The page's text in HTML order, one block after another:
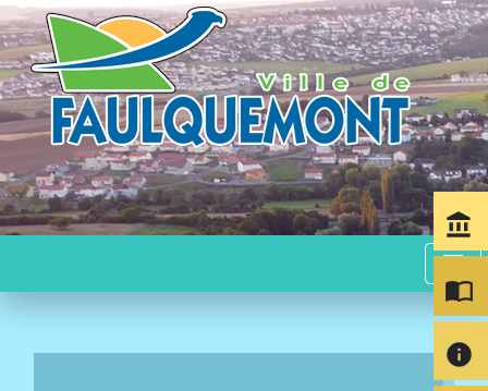
menu
account_balance
import_contacts
info